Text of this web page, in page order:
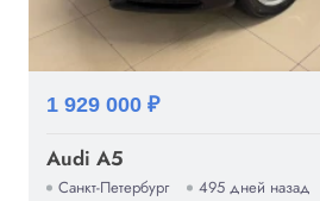
1 929 000 ₽
Audi A5
Санкт-Петербург 495 дней назад